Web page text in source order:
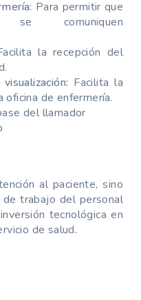
Para permitir que
se comuniquen
la recepción del
Facilita la
oficina de enfermería.
del llamador
al paciente, sino
trabajo del personal
tecnológica en
de salud.